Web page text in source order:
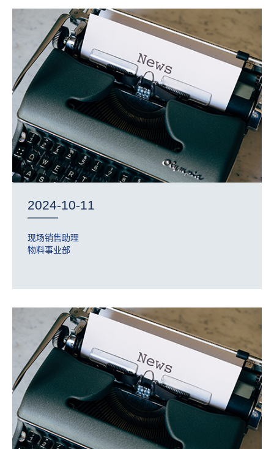
2024-10-11
现场销售助理
物料事业部